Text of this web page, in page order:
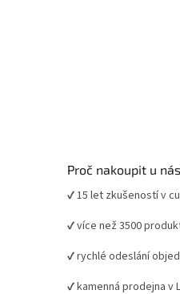
Proč nakoupit u
✔ 15 let zkušeností v
✔ více než 3500
✔ rychlé odeslání
✔ kamenná prodejna v